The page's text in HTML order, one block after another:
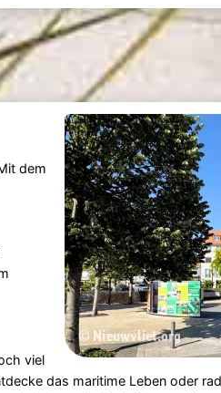
dem
viel
das maritime Leben oder